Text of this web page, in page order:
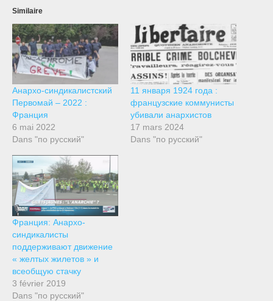
Similaire
Анархо-синдикалистский
Первомай – 2022 :
Франция
6 mai 2022
Dans "по русский"
11 января 1924 года :
французские коммунисты
убивали анархистов
17 mars 2024
Dans "по русский"
Франция: Анархо-
синдикалисты
поддерживают движение
« желтых жилетов » и
всеобщую стачку
3 février 2019
Dans "по русский"